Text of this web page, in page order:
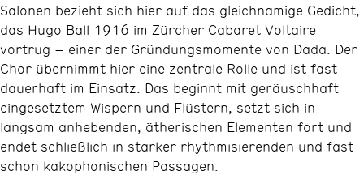
Salonen bezieht sich hier auf das gleichnamige Gedicht,
das Hugo Ball 1916 im Zürcher Cabaret Voltaire
vortrug – einer der Gründungsmomente von Dada. Der
Chor übernimmt hier eine zentrale Rolle und ist fast
dauerhaft im Einsatz. Das beginnt mit geräuschhaft
eingesetztem Wispern und Flüstern, setzt sich in
langsam anhebenden, ätherischen Elementen fort und
endet schließlich in stärker rhythmisierenden und fast
schon kakophonischen Passagen.